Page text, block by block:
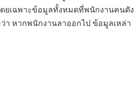
ยเฉพาะข้อมูลทั้งหมดที่พนักงานคนดัง
า หากพนักงานลาออกไป ข้อมูลเหล่า